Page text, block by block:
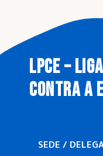
LPCE –
CONTRA A
SEDE /